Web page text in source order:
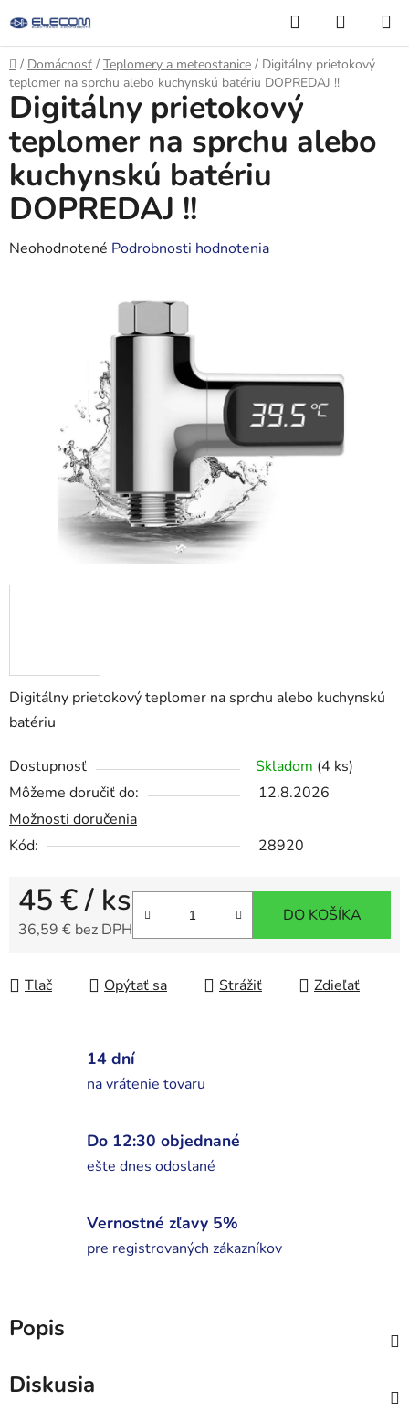
na
obsah
Hľadať
KOŠÍK
Domov
/ Domácnosť / Teplomery a meteostanice / Digitálny prietokový
teplomer na sprchu alebo kuchynskú batériu DOPREDAJ !!
Digitálny prietokový teplomer na sprchu alebo kuchynskú
batériu
Dostupnosť Skladom (4 ks)
Môžeme doručiť do:
12.8.2026
Možnosti doručenia
Kód:
28920
45 €/ ks
36,59 € bez DPH
DO KOŠÍKA
Tlač Opýtať sa Strážiť Zdieľať
Digitálny prietokový
teplomer na sprchu alebo
kuchynskú batériu
DOPREDAJ !!
Priemerné
hviezdičiek.
Neohodnotené Podrobnosti hodnotenia
14 dní
na vrátenie tovaru
Do 12:30 objednané
ešte dnes odoslané
Vernostné zľavy 5%
pre registrovaných zákazníkov
Popis
Diskusia